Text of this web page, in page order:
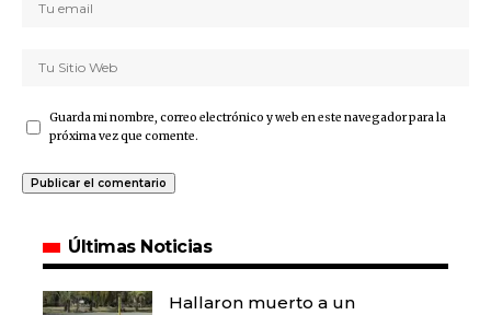
Guarda mi nombre, correo electrónico y web en este navegador para la
próxima vez que comente.
Últimas Noticias
Hallaron muerto a un